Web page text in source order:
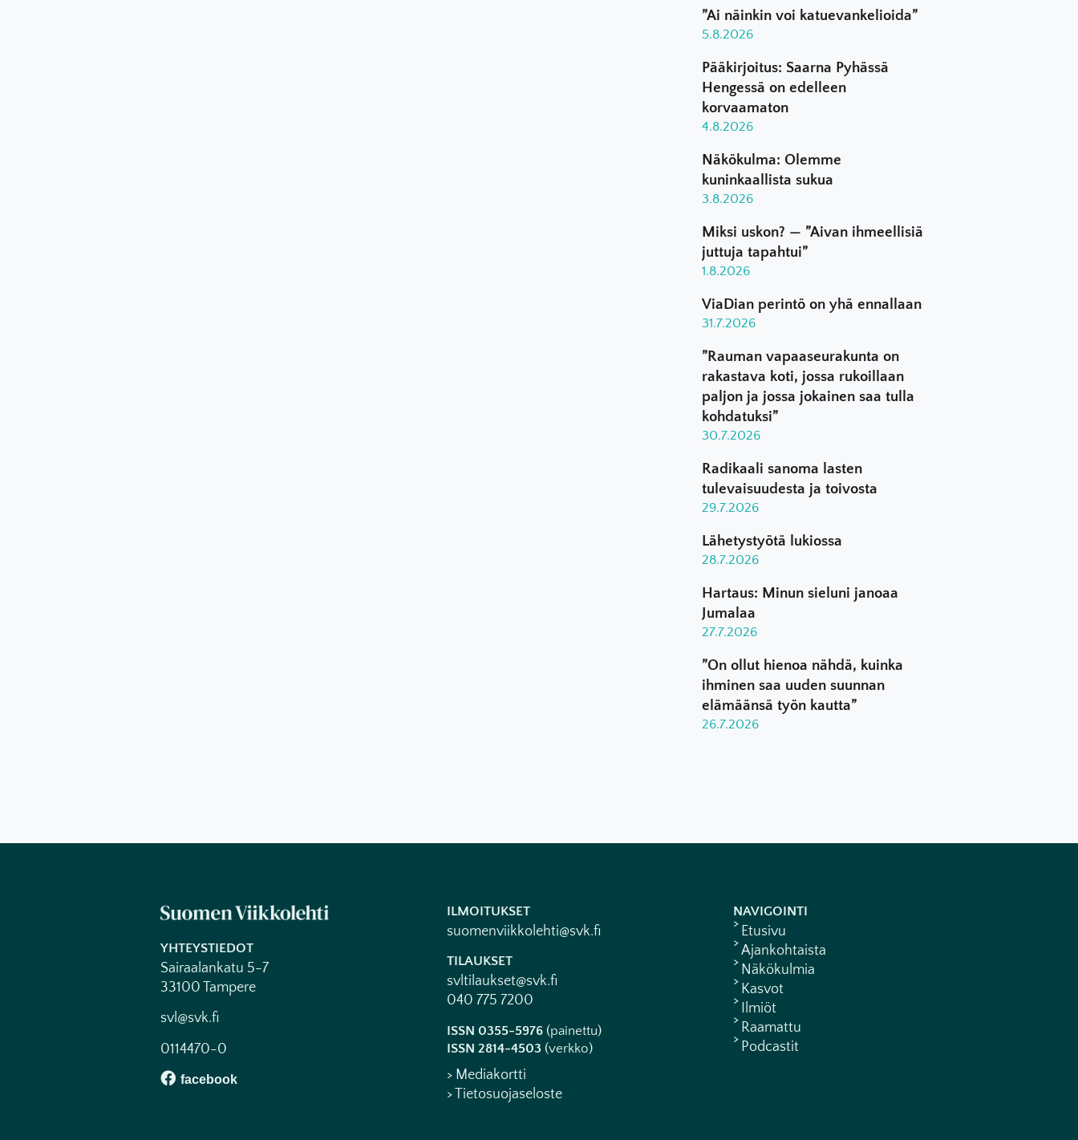
”Ai näinkin voi katuevankelioida”
5.8.2026
Pääkirjoitus: Saarna Pyhässä
Hengessä on edelleen
korvaamaton
4.8.2026
Näkökulma: Olemme
kuninkaallista sukua
3.8.2026
Miksi uskon? — ”Aivan ihmeellisiä
juttuja tapahtui”
1.8.2026
ViaDian perintö on yhä ennallaan
31.7.2026
”Rauman vapaaseurakunta on
rakastava koti, jossa rukoillaan
paljon ja jossa jokainen saa tulla
kohdatuksi”
30.7.2026
Radikaali sanoma lasten
tulevaisuudesta ja toivosta
29.7.2026
Lähetystyötä lukiossa
28.7.2026
Hartaus: Minun sieluni janoaa
Jumalaa
27.7.2026
”On ollut hienoa nähdä, kuinka
ihminen saa uuden suunnan
elämäänsä työn kautta”
26.7.2026
YHTEYSTIEDOT
Sairaalankatu 5-7
33100 Tampere
svl@svk.fi
0114470-0
ILMOITUKSET
suomenviikkolehti@svk.fi
TILAUKSET
svltilaukset@svk.fi
040 775 7200
ISSN 0355-5976(painettu)
ISSN 2814-4503 (verkko)
> Mediakortti
> Tietosuojaseloste
NAVIGOINTI
Etusivu
Ajankohtaista
Näkökulmia
Kasvot
Ilmiöt
Raamattu
Podcastit